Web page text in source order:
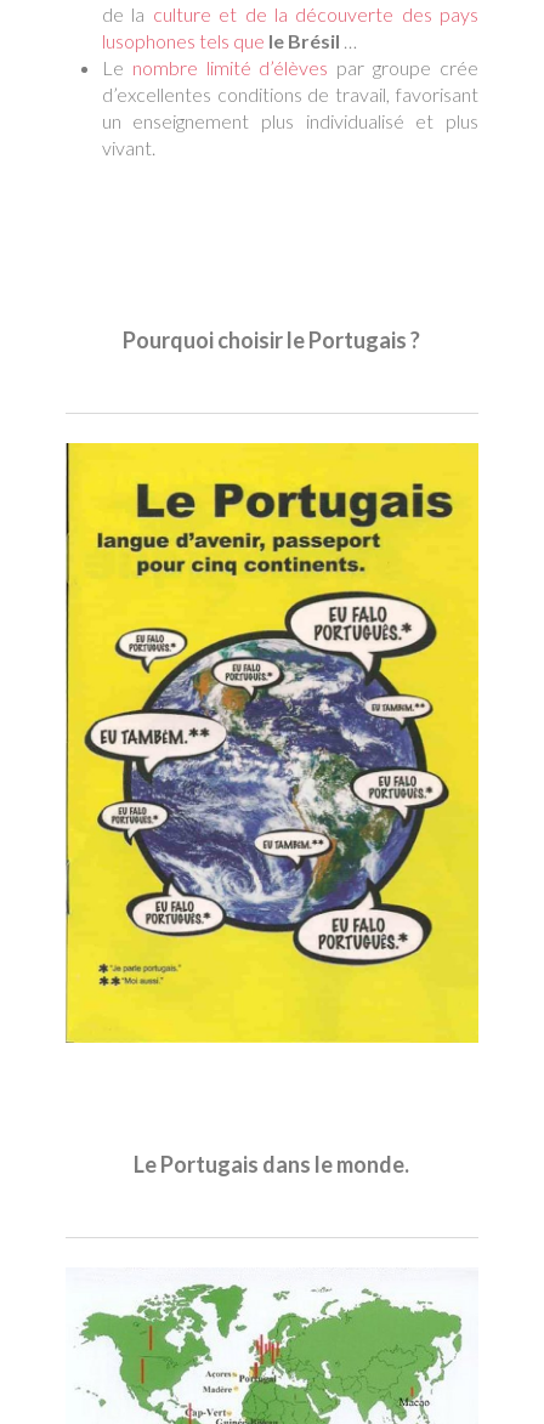
de la culture et de la découverte des pays
lusophones tels que le Brésil
Le nombre limité d’élèves par groupe crée
d’excellentes conditions de travail, favorisant
un enseignement plus individualisé et plus
vivant.
Pourquoi choisir le Portugais ?
Le Portugais dans le monde.